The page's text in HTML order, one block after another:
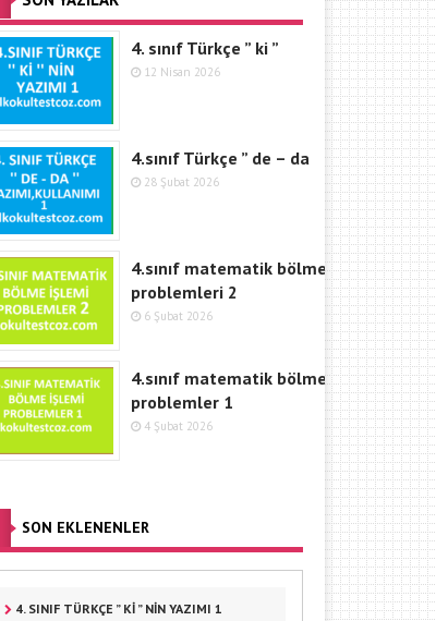
4. sınıf Türkçe ” ki ”
12 Nisan 2026
4.sınıf Türkçe ” de – da
28 Şubat 2026
4.sınıf matematik bölme
problemleri 2
6 Şubat 2026
4.sınıf matematik bölme işlemi
problemler 1
4 Şubat 2026
SON EKLENENLER
4. SINIF TÜRKÇE ” KI ” NIN YAZIMI 1